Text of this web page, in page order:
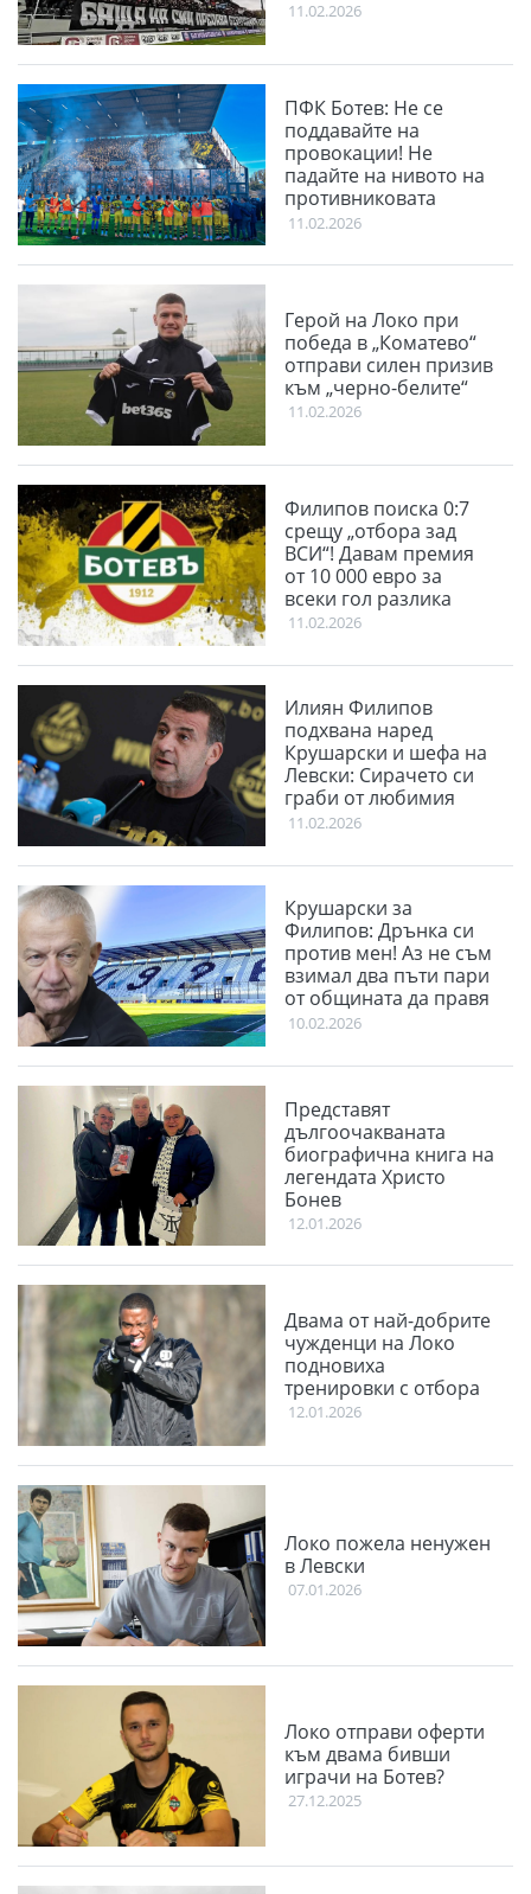
11.02.2026
ПФК Ботев: Не се
поддавайте на
провокации! Не
падайте на нивото на
противниковата
публика
11.02.2026
Герой на Локо при
победа в „Коматево“
отправи силен призив
към „черно-белите“
11.02.2026
Филипов поиска 0:7
срещу „отбора зад
ВСИ“! Давам премия
от 10 000 евро за
всеки гол разлика
11.02.2026
Илиян Филипов
подхвана наред
Крушарски и шефа на
Левски: Сирачето си
граби от любимия
клуб
11.02.2026
Крушарски за
Филипов: Дрънка си
против мен! Аз не съм
взимал два пъти пари
от общината да правя
терен
10.02.2026
Представят
дългоочакваната
биографична книга на
легендата Христо
Бонев
12.01.2026
Двама от най-добрите
чужденци на Локо
подновиха
тренировки с отбора
12.01.2026
Локо пожела ненужен
в Левски
07.01.2026
Локо отправи оферти
към двама бивши
играчи на Ботев?
27.12.2025